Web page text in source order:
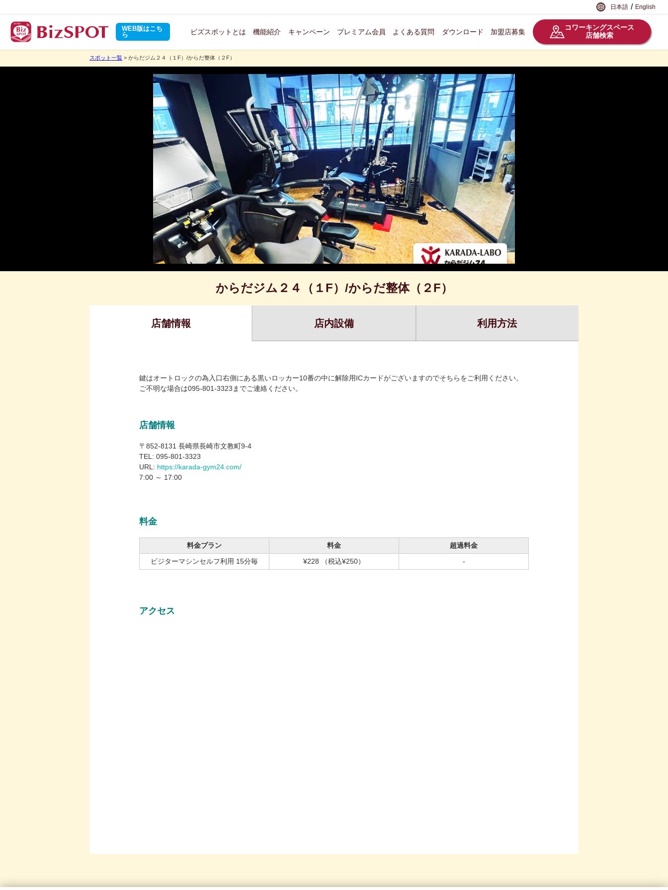
日本語 / English
WEB版はこち
ら
ビズスポットとは 機能紹介 キャンペーン プレミアム会員 よくある質問 ダウンロード 加盟店募集
コワーキングスペース
店舗検索
スポット一覧 > からだジム２４（１F）/からだ整体（２F）
からだジム２４（１F）/からだ整体（２F）
店舗情報 店内設備 利用方法
鍵はオートロックの為入口右側にある黒いロッカー10番の中に解除用ICカードがございますのでそちらをご利用ください。
ご不明な場合は095‐801-3323までご連絡ください。
店舗情報
〒852-8131 長崎県長崎市文教町9-4
TEL: 095-801-3323
URL: https://karada-gym24.com/
7:00 ～ 17:00
料金
料金プラン 料金
超過料金
ビジターマシンセルフ利用 15分毎
¥228 （税込¥250） -
アクセス